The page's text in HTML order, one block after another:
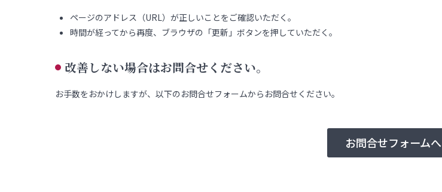
ページのアドレス（URL）が正しいことをご確認いただく。
時間が経ってから再度、ブラウザの「更新」ボタンを押していただく。
改善しない場合はお問合せください。
お手数をおかけしますが、以下のお問合せフォームからお問合せください。
お問合せフォームへ